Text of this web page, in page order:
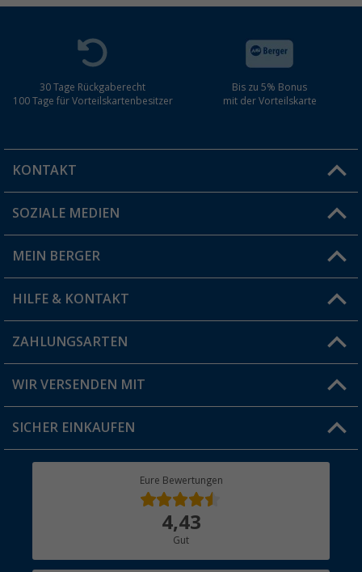
30 Tage Rückgaberecht
100 Tage für Vorteilskartenbesitzer
Bis zu 5% Bonus
mit der Vorteilskarte
KONTAKT
Du hast eine Frage?
Filiale finden
SOZIALE MEDIEN
MEIN BERGER
Vorteilskarte
Blog
Jobs & Karriere
HILFE & KONTAKT
FAQ & Kontakt
Versandinformationen
Rücksendung
ZAHLUNGSARTEN
WIR VERSENDEN MIT
SICHER EINKAUFEN
Eure Bewertungen
4,43
Gut